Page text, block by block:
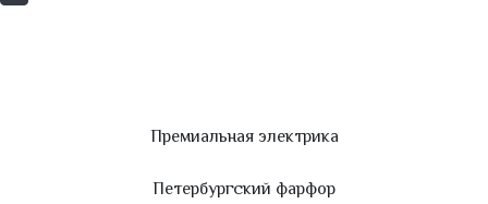
Премиальная электрика
Петербургский фарфор